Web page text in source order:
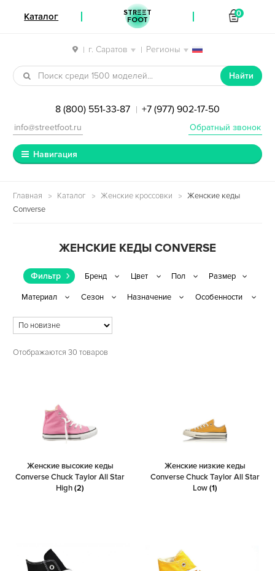
| г. Саратов | Регионы
Перейти к навигации
Перейти к содержимому
Найти
8 (800) 551-33-87 | +7 (977) 902-17-50
Обратный звонок
info@streetfoot.ru
Навигация
Главная Каталог Женские кроссовки
Женские кеды
Converse
ЖЕНСКИЕ КЕДЫ CONVERSE
Фильтр
Отображаются 30 товаров
Женские высокие кеды
Converse Chuck Taylor All Star
High(2)
Женские низкие кеды
Converse Chuck Taylor All Star
Low(1)
Каталог STREET
FOOT
0